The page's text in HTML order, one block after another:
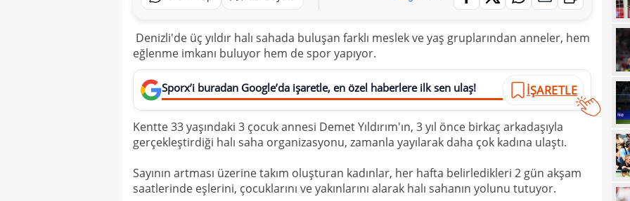
Denizli'de üç yıldır halı sahada buluşan farklı meslek ve yaş gruplarından anneler, hem
eğlenme imkanı buluyor hem de spor yapıyor.
Sporx’i buradan Google’da işaretle, en özel haberlere ilk sen ulaş! İŞARETLE
Kentte 33 yaşındaki 3 çocuk annesi Demet Yıldırım'ın, 3 yıl önce birkaç arkadaşıyla
gerçekleştirdiği halı saha organizasyonu, zamanla yayılarak daha çok kadına ulaştı.
Sayının artması üzerine takım oluşturan kadınlar, her hafta belirledikleri 2 gün akşam
saatlerinde eşlerini, çocuklarını ve yakınlarını alarak halı sahanın yolunu tutuyor.
yanıt